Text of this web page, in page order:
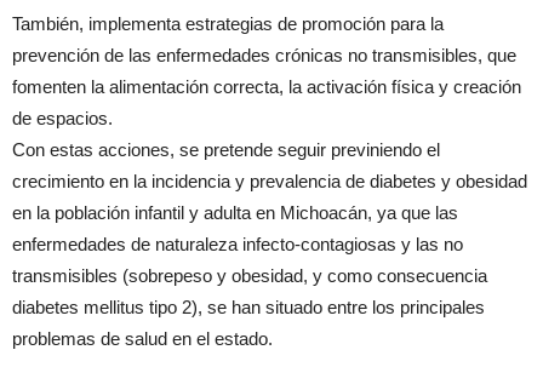
También, implementa estrategias de promoción para la
prevención de las enfermedades crónicas no transmisibles, que
fomenten la alimentación correcta, la activación física y creación
de espacios.
Con estas acciones, se pretende seguir previniendo el
crecimiento en la incidencia y prevalencia de diabetes y obesidad
en la población infantil y adulta en Michoacán, ya que las
enfermedades de naturaleza infecto-contagiosas y las no
transmisibles (sobrepeso y obesidad, y como consecuencia
diabetes mellitus tipo 2), se han situado entre los principales
problemas de salud en el estado.